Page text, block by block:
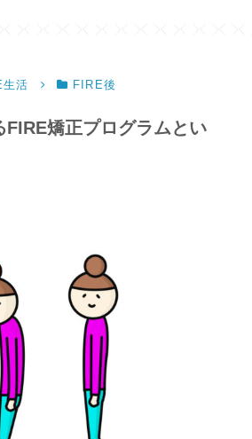
活 FIRE後
FIRE矯正プログラムとい